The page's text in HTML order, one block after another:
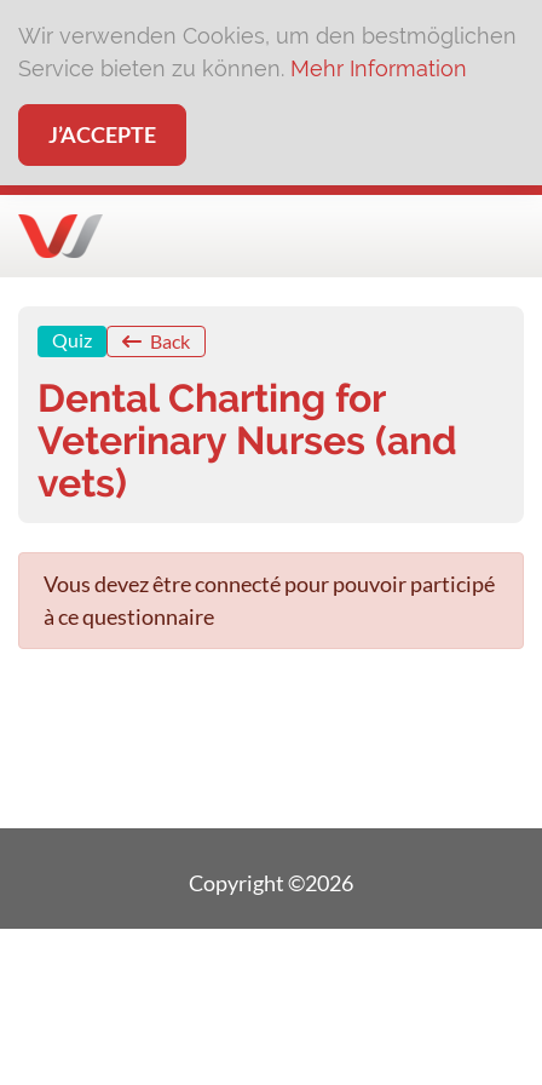
Wir verwenden Cookies, um den bestmöglichen
Service bieten zu können. Mehr Information
J’ACCEPTE
Quiz Back
Dental Charting for
Veterinary Nurses (and
vets)
Vous devez être connecté pour pouvoir participé
à ce questionnaire
Copyright ©2026